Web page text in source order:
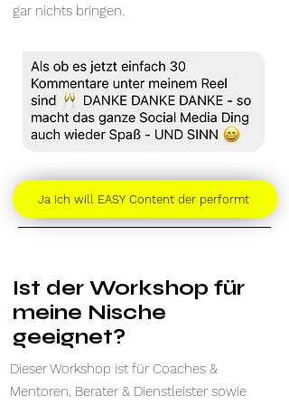
gar nichts bringen.
Ja ich will EASY Content der performt
Ist der Workshop für
meine Nische
geeignet?
Dieser Workshop ist für Coaches &
Mentoren, Berater & Dienstleister sowie